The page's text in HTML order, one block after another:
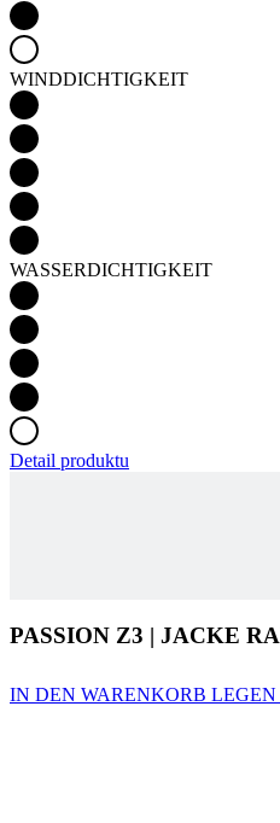
WINDDICHTIGKEIT
WASSERDICHTIGKEIT
Detail produktu
PASSION Z3 | JACKE
IN DEN WARENKORB LEGEN